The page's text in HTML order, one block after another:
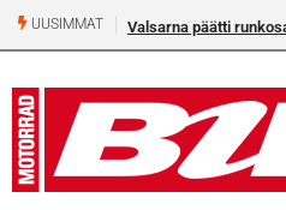
UUSIMMAT Valsarna päätti